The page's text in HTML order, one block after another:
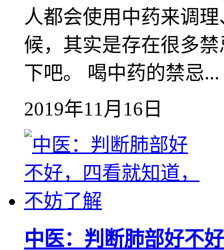
人都会使用中药来调
候，其实是存在很多
下吧。 喝中药的禁忌...
2019年11月16日
中医：判断肺部好不